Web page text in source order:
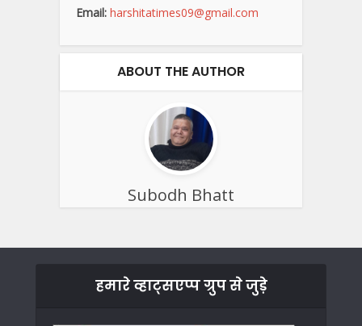
Email: harshitatimes09@gmail.com
ABOUT THE AUTHOR
Subodh Bhatt
हमारे व्हाट्सएप्प ग्रुप से जुड़े